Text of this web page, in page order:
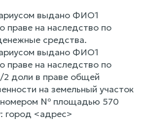
выдано ФИО1
праве на наследство по
средства.
выдано ФИО1
праве на наследство по
доли в праве общей
на земельный участок
номером № площадью 570
город <адрес>